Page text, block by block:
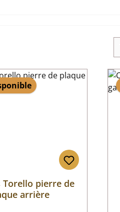
Torello pierre de
arrière